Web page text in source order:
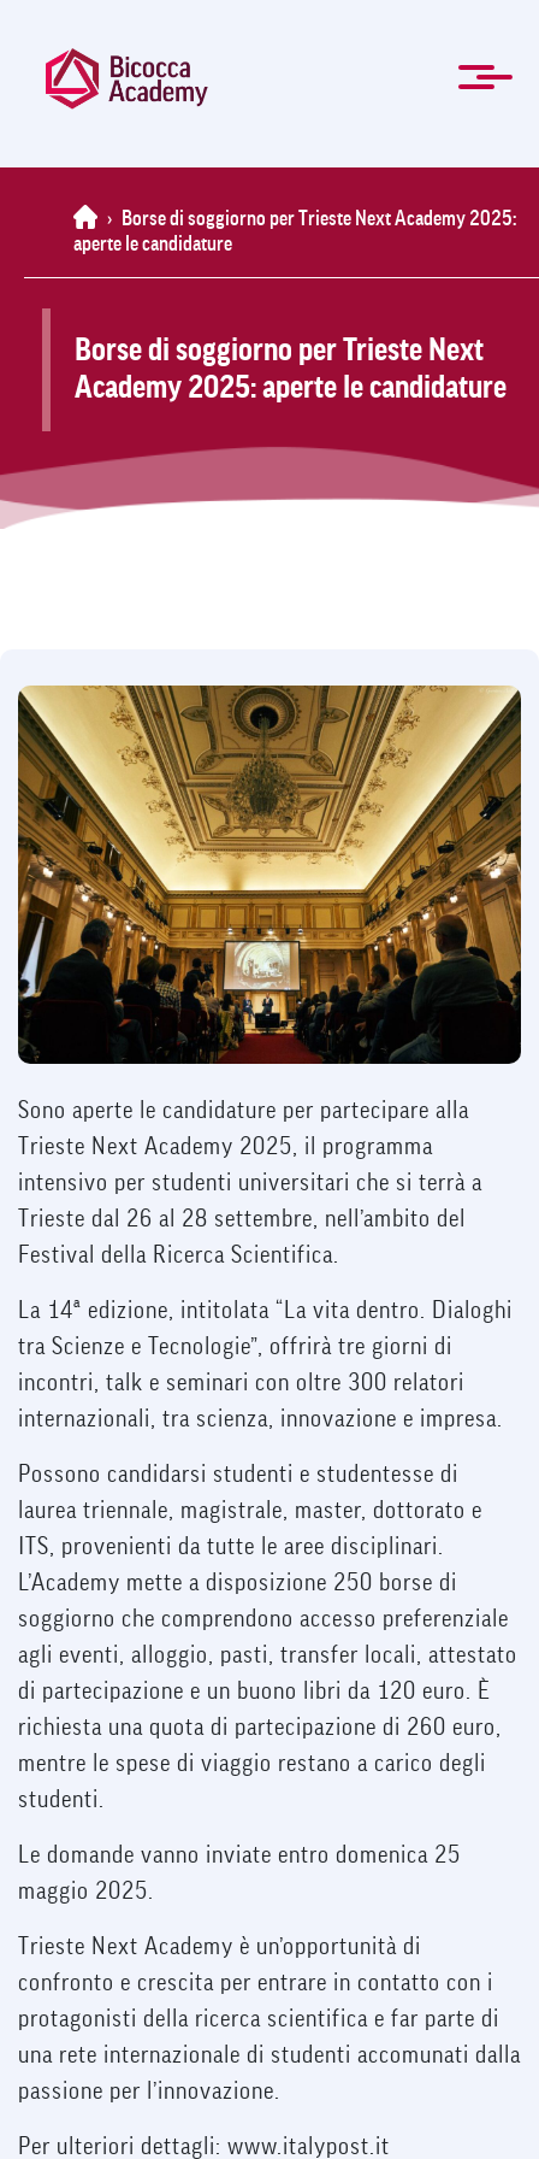
Home
Chi Siamo
La Mission
Organi
Modulistica
Contatti
Agevolazioni
Master e Corsi di perfezionamento
Formazione manageriale e professionale
News
FAQ
Per le Aziende
ENG
Home
›
Borse di soggiorno per Trieste Next Academy 2025:
aperte le candidature
Borse di soggiorno per Trieste Next
Academy 2025: aperte le candidature
Sono aperte le candidature per partecipare alla
Trieste Next Academy 2025, il programma
intensivo per studenti universitari che si terrà a
Trieste dal 26 al 28 settembre, nell’ambito del
Festival della Ricerca Scientifica.
La 14ª edizione, intitolata “La vita dentro. Dialoghi
tra Scienze e Tecnologie”, offrirà tre giorni di
incontri, talk e seminari con oltre 300 relatori
internazionali, tra scienza, innovazione e impresa.
Possono candidarsi studenti e studentesse di
laurea triennale, magistrale, master, dottorato e
ITS, provenienti da tutte le aree disciplinari.
L’Academy mette a disposizione 250 borse di
soggiorno che comprendono accesso preferenziale
agli eventi, alloggio, pasti, transfer locali, attestato
di partecipazione e un buono libri da 120 euro. È
richiesta una quota di partecipazione di 260 euro,
mentre le spese di viaggio restano a carico degli
studenti.
Le domande vanno inviate entro domenica 25
maggio 2025.
Trieste Next Academy è un’opportunità di
confronto e crescita per entrare in contatto con i
protagonisti della ricerca scientifica e far parte di
una rete internazionale di studenti accomunati dalla
passione per l’innovazione.
Per ulteriori dettagli: www.italypost.it